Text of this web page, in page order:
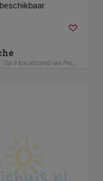
Op 9 km afstand van Peize